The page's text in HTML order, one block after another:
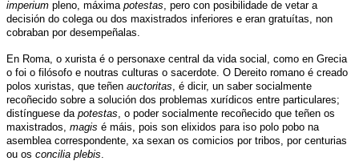
imperium pleno, máxima potestas , pero con posibilidade de vetar a
decisión do colega ou dos maxistrados inferiores e eran gratuítas, non
cobraban por desempeñalas.
En Roma, o xurista é o personaxe central da vida social, como en Grecia
o foi o filósofo e noutras culturas o sacerdote. O Dereito romano é creado
polos xuristas, que teñen auctoritas , é dicir, un saber socialmente
recoñecido sobre a solución dos problemas xurídicos entre particulares;
distínguese da potestas , o poder socialmente recoñecido que teñen os
maxistrados, magis é máis, pois son elixidos para iso polo pobo na
asemblea correspondente, xa sexan os comicios por tribos, por centurias
ou os concilia plebis